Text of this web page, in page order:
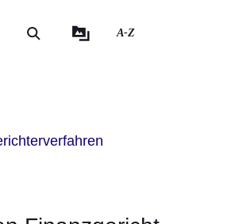
A-Z